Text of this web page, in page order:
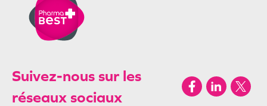
Suivez-nous sur les
réseaux sociaux